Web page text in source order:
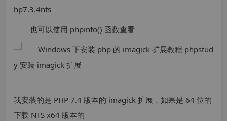
hp7.3.4nts
也可以使用 phpinfo() 函数查看
我安装的是 PHP 7.4 版本的 imagick 扩展，如果是 64 位的
下载 NTS x64 版本的